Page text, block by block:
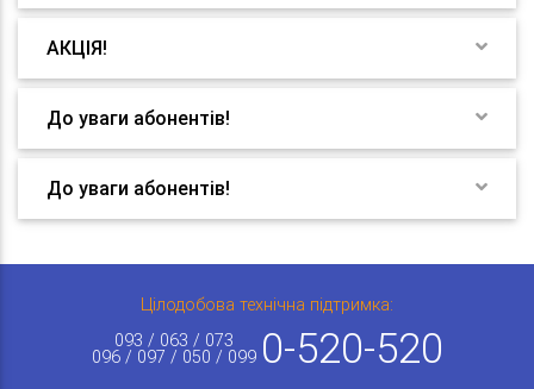
АКЦІЯ!
До уваги абонентів!
До уваги абонентів!
Цілодобова технічна підтримка:
093 / 063 / 073
096 / 097 / 050 / 099 0-520-520